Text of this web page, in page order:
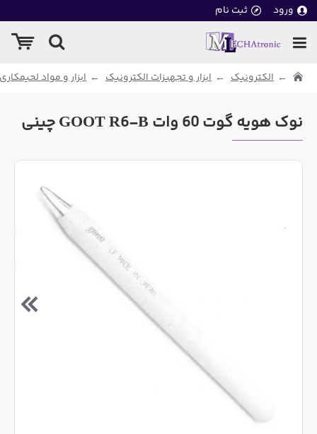
ورود ثبت نام
الکترونیک ابزار و تجهیزات الکترونیک ابزار و مواد لحیمکاری
نوک هویه گوت 60 وات GOOT R6-B چینی